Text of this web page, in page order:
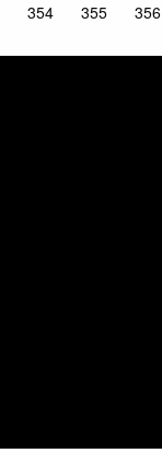
354 355 356